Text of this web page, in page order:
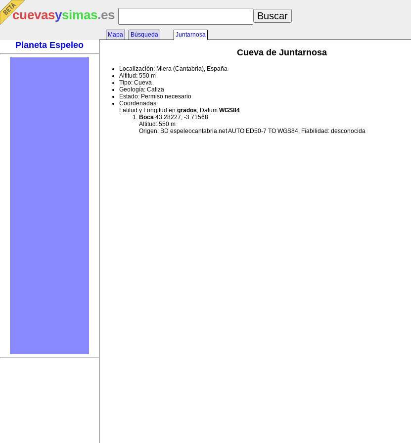
cuevasysimas.es
Planeta Espeleo
Mapa Búsqueda Juntarnosa
Cueva de Juntarnosa
Localización: Miera (Cantabria), España
Altitud: 550 m
Tipo: Cueva
Geología: Caliza
Estado: Permiso necesario
Coordenadas:
Latitud y Longitud en grados, Datum WGS84
Boca 43.28227, -3.71568
Altitud: 550 m
Origen: BD espeleocantabria.net AUTO ED50-7 TO WGS84, Fiabilidad: desconocida